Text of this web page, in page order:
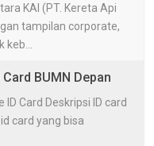
KAI (PT. Kereta Api
tampilan corporate,
BUMN Depan
ID Card Deskripsi ID card
card yang bisa